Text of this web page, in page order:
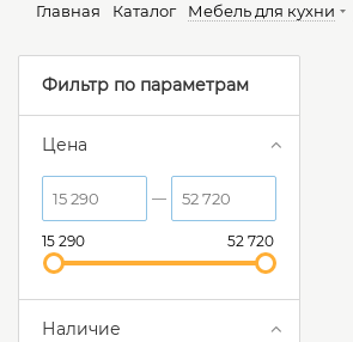
Главная Каталог Мебель для кухни
Фильтр по параметрам
Цена
15 290 52 720
Наличие